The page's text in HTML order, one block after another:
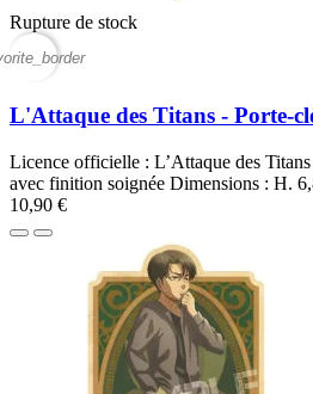
Rupture de stock
L'Attaque des Titans - Porte-
Licence officielle : L’Attaque des
avec finition soignée Dimensions : H.
10,90 €